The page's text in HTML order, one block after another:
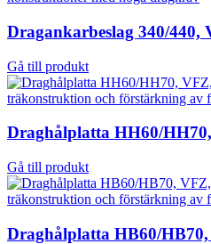
Dragankarbeslag 340/440,
Gå till produkt
Draghålplatta HH60/
Gå till produkt
Draghålplatta HB60/